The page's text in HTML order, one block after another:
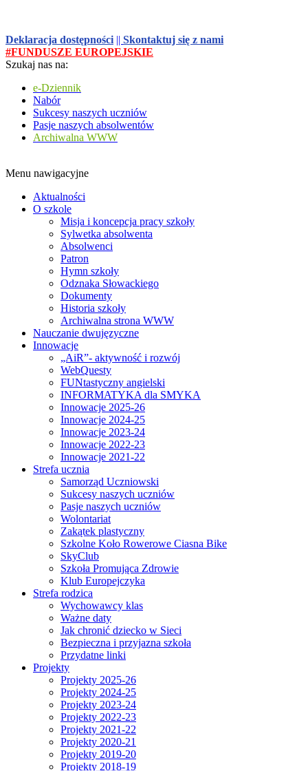
Deklaracja dostępności || Skontaktuj się z nami
#FUNDUSZE EUROPEJSKIE
Szukaj nas na:
e-Dziennik
Nabór
Sukcesy naszych uczniów
Pasje naszych absolwentów
Archiwalna WWW
Menu nawigacyjne
Aktualności
O szkole
Misja i koncepcja pracy szkoły
Sylwetka absolwenta
Absolwenci
Patron
Hymn szkoły
Odznaka Słowackiego
Dokumenty
Historia szkoły
Archiwalna strona WWW
Nauczanie dwujęzyczne
Innowacje
„AiR”- aktywność i rozwój
WebQuesty
FUNtastyczny angielski
INFORMATYKA dla SMYKA
Innowacje 2025-26
Innowacje 2024-25
Innowacje 2023-24
Innowacje 2022-23
Innowacje 2021-22
Strefa ucznia
Samorząd Uczniowski
Sukcesy naszych uczniów
Pasje naszych uczniów
Wolontariat
Zakątek plastyczny
Szkolne Koło Rowerowe Ciasna Bike
SkyClub
Szkoła Promująca Zdrowie
Klub Europejczyka
Strefa rodzica
Wychowawcy klas
Ważne daty
Jak chronić dziecko w Sieci
Bezpieczna i przyjazna szkoła
Przydatne linki
Projekty
Projekty 2025-26
Projekty 2024-25
Projekty 2023-24
Projekty 2022-23
Projekty 2021-22
Projekty 2020-21
Projekty 2019-20
Projekty 2018-19